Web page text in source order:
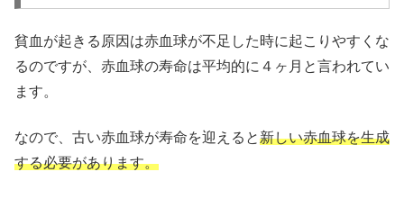
貧血が起きる原因は赤血球が不足した時に起こりやすくな
るのですが、赤血球の寿命は平均的に４ヶ月と言われてい
ます。
なので、古い赤血球が寿命を迎えると新しい赤血球を生成
する必要があります。